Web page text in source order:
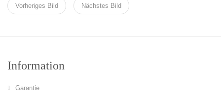
Vorheriges Bild Nächstes Bild
Information
Garantie